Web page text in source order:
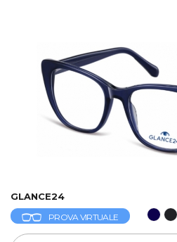
GLANCE24
PROVA VIRTUALE